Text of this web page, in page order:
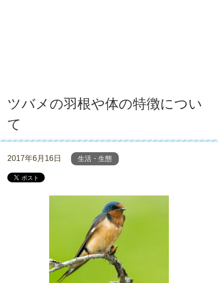
ツバメの羽根や体の特徴につい
て
2017年6月16日 生活・生態